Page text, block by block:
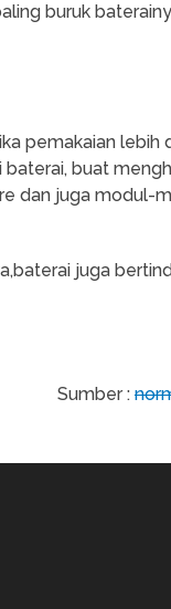
buruk
pemakaian lebih
buat
dan juga modul-
juga
Sumber :